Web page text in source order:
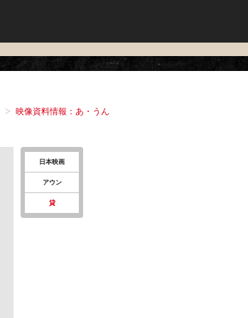
映像資料情報：あ・うん
日本映画
アウン
貸